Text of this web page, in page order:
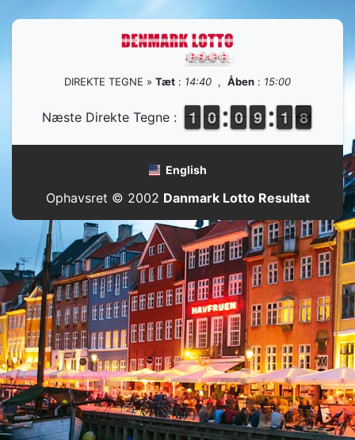
DIREKTE TEGNE » Tæt : 14:40 , Åben : 15:00
Næste Direkte Tegne : 1
1
1
1 9
9
0
0 9
9
0
0 8
8
9
9 2
1
1 8
7
English
Ophavsret © 2002 Danmark Lotto Resultat